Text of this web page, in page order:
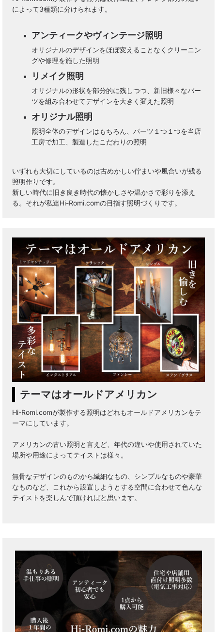
によって3種類に分けられます。
アンティークやヴィンテージ照明
オリジナルのデザインをほぼ変えることなくクリーニン
グや修理を施した照明
リメイク照明
オリジナルの形状を部分的に残しつつ、新旧様々なパー
ツを組み合わせてデザインを大きく変えた照明
オリジナル照明
照明全体のデザインはもちろん、パーツ１つ１つを当店
工房で加工、製造したこだわりの照明
いずれも大切にしているのは古めかしい佇まいや風合いが残る
照明作りです。
新しい時代に旧き良き時代の懐かしさや温かさで彩りを添え
る。それが私達Hi-Romi.comの目指す照明づくりです。
テーマはオールドアメリカン
Hi-Romi.comが製作する照明はどれもオールドアメリカンをテ
ーマにしています。
アメリカンの古い照明と言えど、年代の違いや使用されていた
場所や用途によってテイストは様々。
無骨なデザインのものから繊細なもの、シンプルなものや豪華
なものなど、これから設置しようとする空間に合わせて色んな
テイストを楽しんで頂ければと思います。